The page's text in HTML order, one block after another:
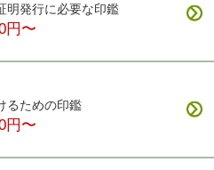
明発行に必要な印鑑
円〜
るための印鑑
円〜